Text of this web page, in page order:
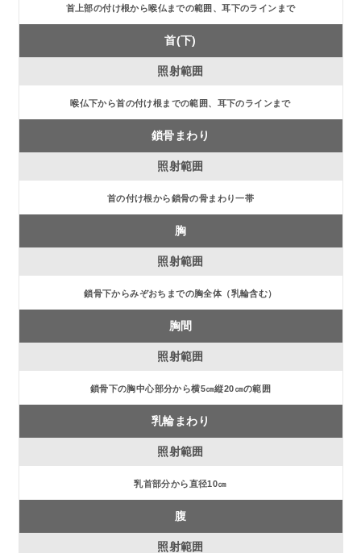
首上部の付け根から喉仏までの範囲、耳下のラインまで
首(下)
喉仏下から首の付け根までの範囲、耳下のラインまで
鎖骨まわり
首の付け根から鎖骨の骨まわり一帯
胸
鎖骨下からみぞおちまでの胸全体（乳輪含む）
胸間
鎖骨下の胸中心部分から横5㎝縦20㎝の範囲
乳輪まわり
乳首部分から直径10㎝
腹